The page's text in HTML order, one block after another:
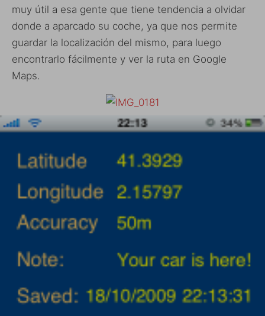
muy útil a esa gente que tiene tendencia a olvidar
donde a aparcado su coche, ya que nos permite
guardar la localización del mismo, para luego
encontrarlo fácilmente y ver la ruta en Google
Maps.